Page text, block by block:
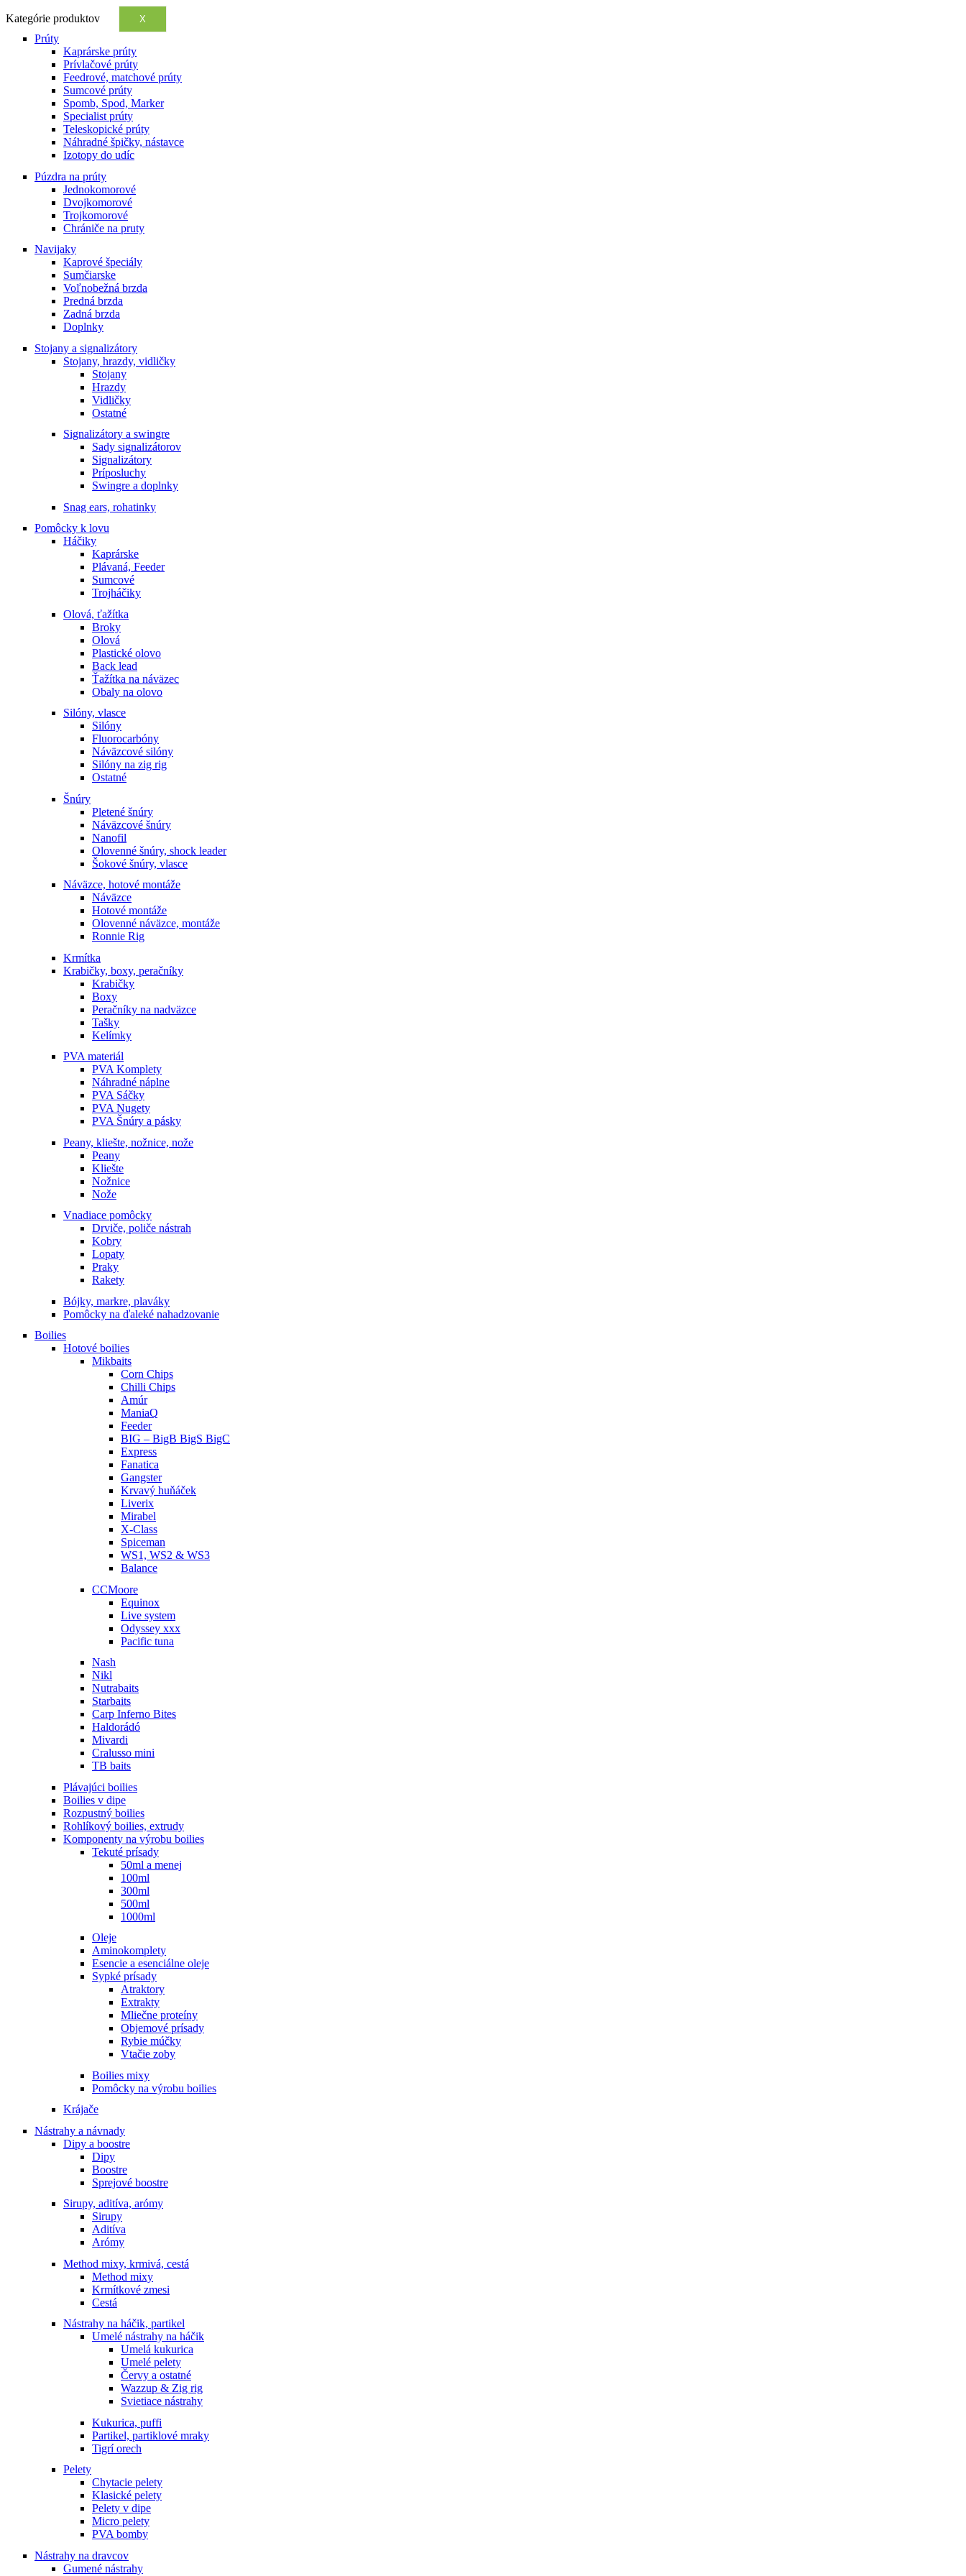
Kategórie produktov X
Prúty
Kaprárske prúty
Prívlačové prúty
Feedrové, matchové prúty
Sumcové prúty
Spomb, Spod, Marker
Specialist prúty
Teleskopické prúty
Náhradné špičky, nástavce
Izotopy do udíc
Púzdra na prúty
Jednokomorové
Dvojkomorové
Trojkomorové
Chrániče na pruty
Navijaky
Kaprové špeciály
Sumčiarske
Voľnobežná brzda
Predná brzda
Zadná brzda
Doplnky
Stojany a signalizátory
Stojany, hrazdy, vidličky
Stojany
Hrazdy
Vidličky
Ostatné
Signalizátory a swingre
Sady signalizátorov
Signalizátory
Príposluchy
Swingre a doplnky
Snag ears, rohatinky
Pomôcky k lovu
Háčiky
Kaprárske
Plávaná, Feeder
Sumcové
Trojháčiky
Olová, ťažítka
Broky
Olová
Plastické olovo
Back lead
Ťažítka na náväzec
Obaly na olovo
Silóny, vlasce
Silóny
Fluorocarbóny
Náväzcové silóny
Silóny na zig rig
Ostatné
Šnúry
Pletené šnúry
Náväzcové šnúry
Nanofil
Olovenné šnúry, shock leader
Šokové šnúry, vlasce
Náväzce, hotové montáže
Náväzce
Hotové montáže
Olovenné náväzce, montáže
Ronnie Rig
Krmítka
Krabičky, boxy, peračníky
Krabičky
Boxy
Peračníky na nadväzce
Tašky
Kelímky
PVA materiál
PVA Komplety
Náhradné náplne
PVA Sáčky
PVA Nugety
PVA Šnúry a pásky
Peany, kliešte, nožnice, nože
Peany
Kliešte
Nožnice
Nože
Vnadiace pomôcky
Drviče, poliče nástrah
Kobry
Lopaty
Praky
Rakety
Bójky, markre, plaváky
Pomôcky na ďaleké nahadzovanie
Boilies
Hotové boilies
Mikbaits
Corn Chips
Chilli Chips
Amúr
ManiaQ
Feeder
BIG – BigB BigS BigC
Express
Fanatica
Gangster
Krvavý huňáček
Liverix
Mirabel
X-Class
Spiceman
WS1, WS2 & WS3
Balance
CCMoore
Equinox
Live system
Odyssey xxx
Pacific tuna
Nash
Nikl
Nutrabaits
Starbaits
Carp Inferno Bites
Haldorádó
Mivardi
Cralusso mini
TB baits
Plávajúci boilies
Boilies v dipe
Rozpustný boilies
Rohlíkový boilies, extrudy
Komponenty na výrobu boilies
Tekuté prísady
50ml a menej
100ml
300ml
500ml
1000ml
Oleje
Aminokomplety
Esencie a esenciálne oleje
Sypké prísady
Atraktory
Extrakty
Mliečne proteíny
Objemové prísady
Rybie múčky
Vtačie zoby
Boilies mixy
Pomôcky na výrobu boilies
Krájače
Nástrahy a návnady
Dipy a boostre
Dipy
Boostre
Sprejové boostre
Sirupy, aditíva, arómy
Sirupy
Aditíva
Arómy
Method mixy, krmivá, cestá
Method mixy
Krmítkové zmesi
Cestá
Nástrahy na háčik, partikel
Umelé nástrahy na háčik
Umelá kukurica
Umelé pelety
Červy a ostatné
Wazzup & Zig rig
Svietiace nástrahy
Kukurica, puffi
Partikel, partiklové mraky
Tigrí orech
Pelety
Chytacie pelety
Klasické pelety
Pelety v dipe
Micro pelety
PVA bomby
Nástrahy na dravcov
Gumené nástrahy